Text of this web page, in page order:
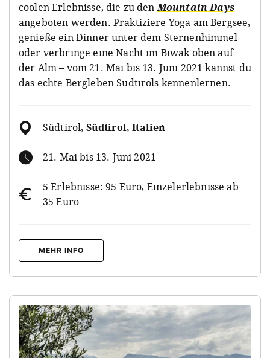
coolen Erlebnisse, die zu denMountain Days
angeboten werden. Praktiziere Yoga am Bergsee,
genieße ein Dinner unter dem Sternenhimmel
oder verbringe eine Nacht im Biwak oben auf
der Alm – vom 21. Mai bis 13. Juni 2021 kannst du
das echte Bergleben Südtirols kennenlernen.
Südtirol, Südtirol, Italien
21. Mai bis 13. Juni 2021
5 Erlebnisse: 95 Euro, Einzelerlebnisse ab
35 Euro
MEHR INFO